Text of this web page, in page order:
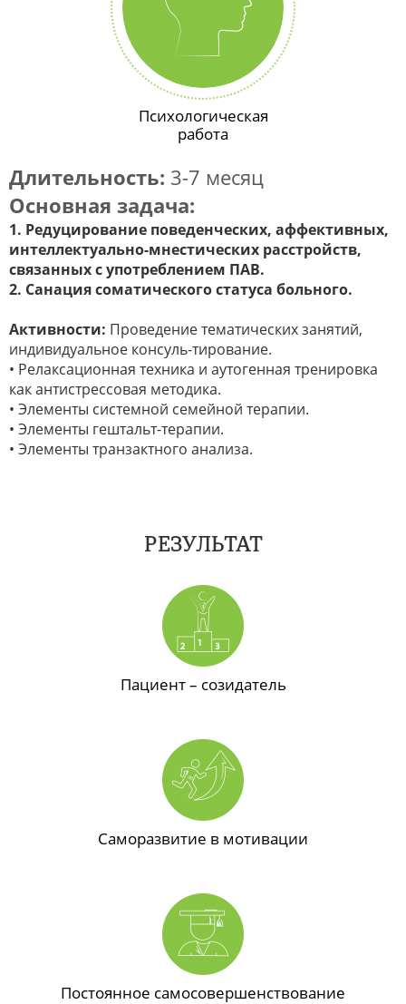
Психологическая
работа
Длительность: 3-7 месяц
Основная задача:
1. Редуцирование поведенческих, аффективных,
интеллектуально-мнестических расстройств,
связанных с употреблением ПАВ.
2. Санация соматического статуса больного.
Активности: Проведение тематических занятий,
индивидуальное консуль-тирование.
• Релаксационная техника и аутогенная тренировка
как антистрессовая методика.
• Элементы системной семейной терапии.
• Элементы гештальт-терапии.
• Элементы транзактного анализа.
РЕЗУЛЬТАТ
Пациент – созидатель
Саморазвитие в мотивации
Постоянное самосовершенствование